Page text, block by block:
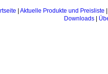
Aktuelle Produkte und Preisliste
Downloads|